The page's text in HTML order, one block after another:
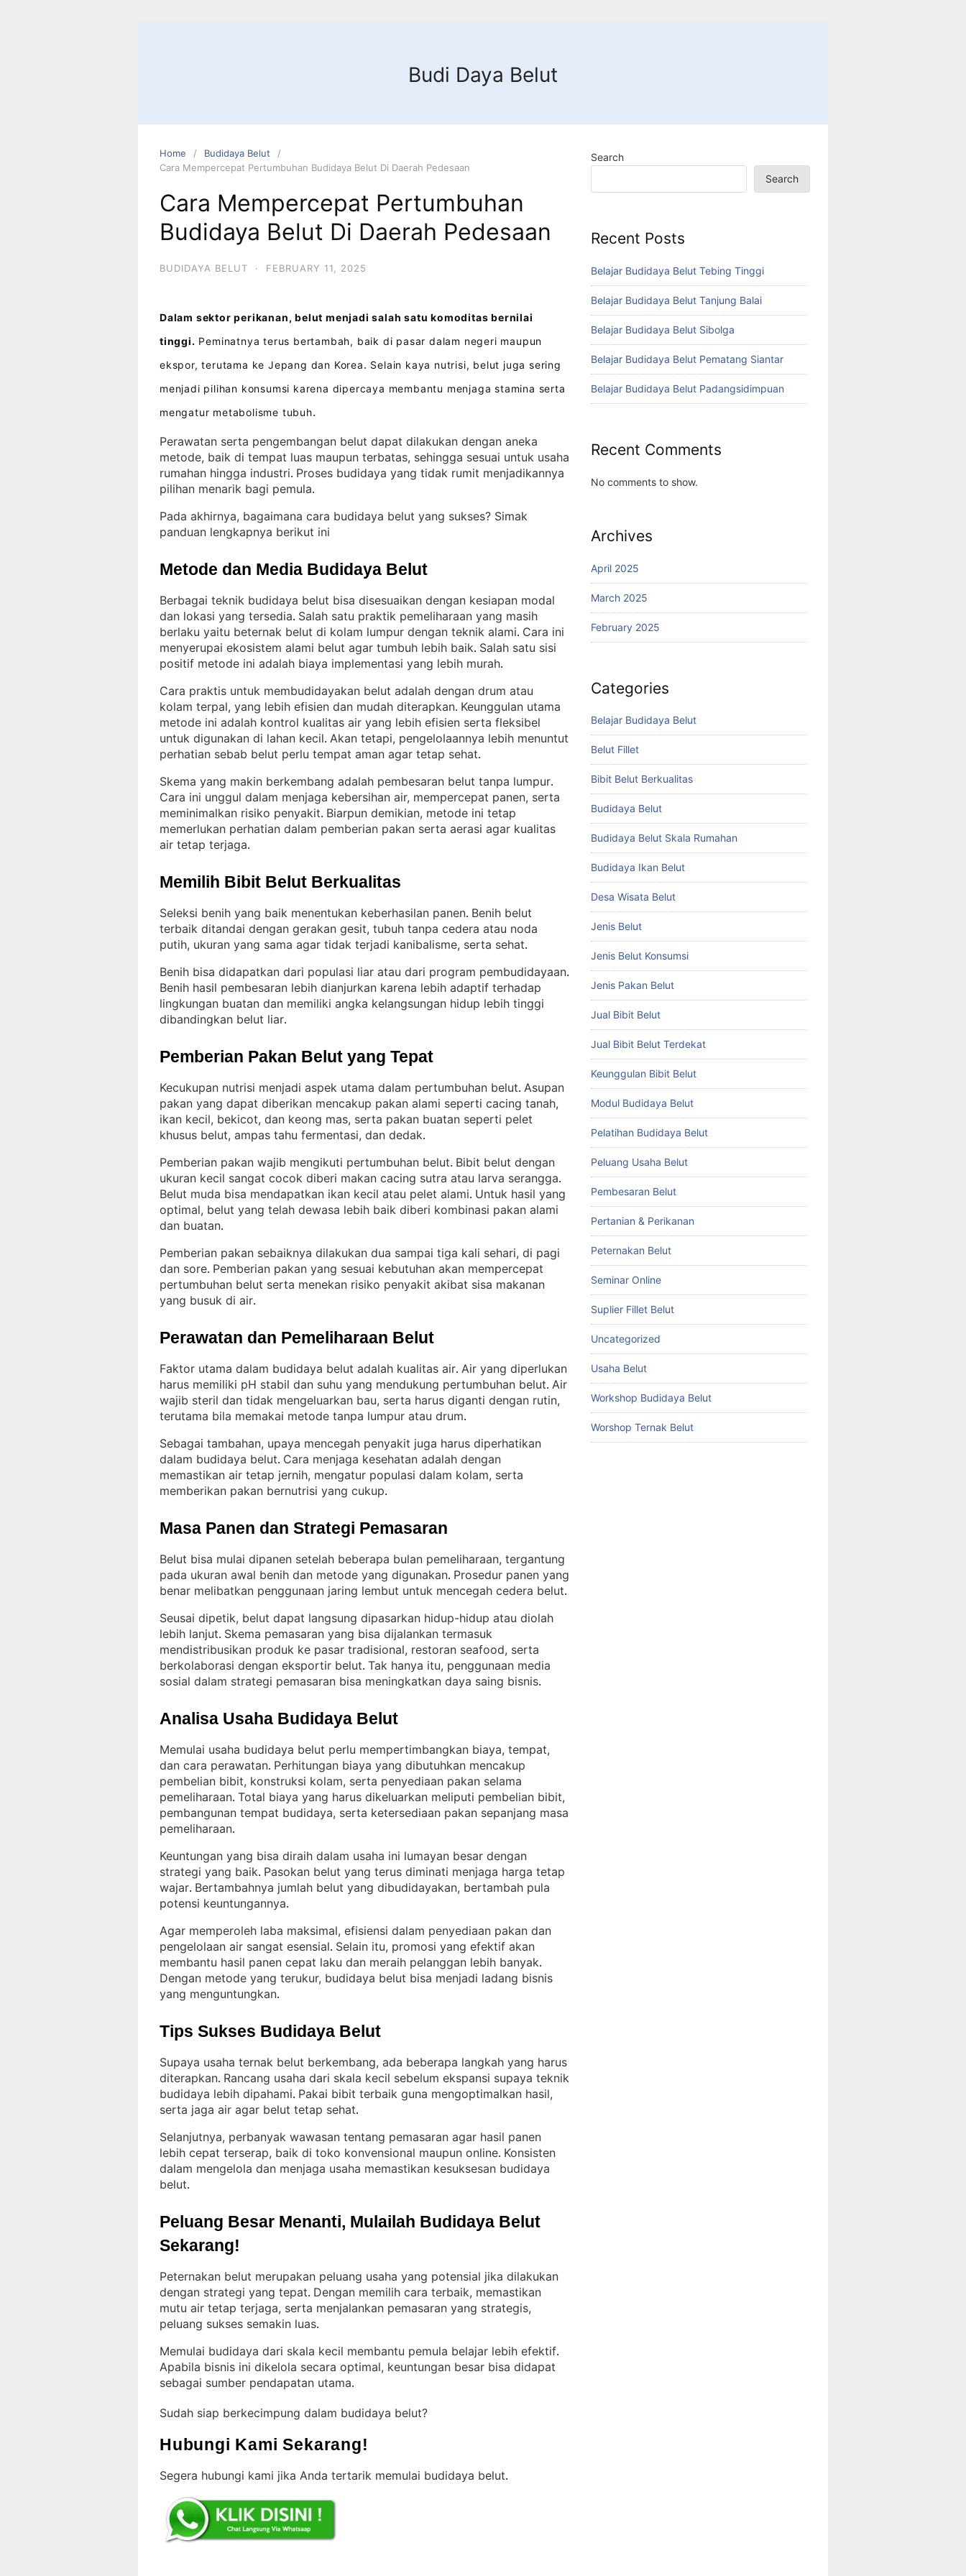
Budi Daya Belut
Home
Budidaya Belut
Cara Mempercepat Pertumbuhan Budidaya Belut Di Daerah Pedesaan
Cara Mempercepat Pertumbuhan
Budidaya Belut Di Daerah Pedesaan
BUDIDAYA BELUT · FEBRUARY 11, 2025
Dalam sektor perikanan, belut menjadi salah satu komoditas bernilai
tinggi. Peminatnya terus bertambah, baik di pasar dalam negeri maupun
ekspor, terutama ke Jepang dan Korea. Selain kaya nutrisi, belut juga sering
menjadi pilihan konsumsi karena dipercaya membantu menjaga stamina serta
mengatur metabolisme tubuh.
Perawatan serta pengembangan belut dapat dilakukan dengan aneka
metode, baik di tempat luas maupun terbatas, sehingga sesuai untuk usaha
rumahan hingga industri. Proses budidaya yang tidak rumit menjadikannya
pilihan menarik bagi pemula.
Pada akhirnya, bagaimana cara budidaya belut yang sukses? Simak
panduan lengkapnya berikut ini
Metode dan Media Budidaya Belut
Berbagai teknik budidaya belut bisa disesuaikan dengan kesiapan modal
dan lokasi yang tersedia. Salah satu praktik pemeliharaan yang masih
berlaku yaitu beternak belut di kolam lumpur dengan teknik alami. Cara ini
menyerupai ekosistem alami belut agar tumbuh lebih baik. Salah satu sisi
positif metode ini adalah biaya implementasi yang lebih murah.
Cara praktis untuk membudidayakan belut adalah dengan drum atau
kolam terpal, yang lebih efisien dan mudah diterapkan. Keunggulan utama
metode ini adalah kontrol kualitas air yang lebih efisien serta fleksibel
untuk digunakan di lahan kecil. Akan tetapi, pengelolaannya lebih menuntut
perhatian sebab belut perlu tempat aman agar tetap sehat.
Skema yang makin berkembang adalah pembesaran belut tanpa lumpur
Cara ini unggul dalam menjaga kebersihan air, mempercepat panen, serta
meminimalkan risiko penyakit. Biarpun demikian, metode ini tetap
memerlukan perhatian dalam pemberian pakan serta aerasi agar kualitas
air tetap terjaga.
Memilih Bibit Belut Berkualitas
Seleksi benih yang baik menentukan keberhasilan panen. Benih belut
terbaik ditandai dengan gerakan gesit, tubuh tanpa cedera atau noda
putih, ukuran yang sama agar tidak terjadi kanibalisme, serta sehat.
Benih bisa didapatkan dari populasi liar atau dari program pembudidayaan
Benih hasil pembesaran lebih dianjurkan karena lebih adaptif terhadap
lingkungan buatan dan memiliki angka kelangsungan hidup lebih tinggi
dibandingkan belut liar.
Pemberian Pakan Belut yang Tepat
Kecukupan nutrisi menjadi aspek utama dalam pertumbuhan belut. Asupan
pakan yang dapat diberikan mencakup pakan alami seperti cacing tanah,
ikan kecil, bekicot, dan keong mas, serta pakan buatan seperti pelet
khusus belut, ampas tahu fermentasi, dan dedak.
Pemberian pakan wajib mengikuti pertumbuhan belut. Bibit belut dengan
ukuran kecil sangat cocok diberi makan cacing sutra atau larva serangga
Belut muda bisa mendapatkan ikan kecil atau pelet alami. Untuk hasil yang
optimal, belut yang telah dewasa lebih baik diberi kombinasi pakan alami
dan buatan.
Pemberian pakan sebaiknya dilakukan dua sampai tiga kali sehari, di pagi
dan sore. Pemberian pakan yang sesuai kebutuhan akan mempercepat
pertumbuhan belut serta menekan risiko penyakit akibat sisa makanan
yang busuk di air.
Perawatan dan Pemeliharaan Belut
Faktor utama dalam budidaya belut adalah kualitas air. Air yang diperlukan
harus memiliki pH stabil dan suhu yang mendukung pertumbuhan belut. Air
wajib steril dan tidak mengeluarkan bau, serta harus diganti dengan rutin,
terutama bila memakai metode tanpa lumpur atau drum.
Sebagai tambahan, upaya mencegah penyakit juga harus diperhatikan
dalam budidaya belut. Cara menjaga kesehatan adalah dengan
memastikan air tetap jernih, mengatur populasi dalam kolam, serta
memberikan pakan bernutrisi yang cukup.
Masa Panen dan Strategi Pemasaran
Belut bisa mulai dipanen setelah beberapa bulan pemeliharaan, tergantung
pada ukuran awal benih dan metode yang digunakan. Prosedur panen yang
benar melibatkan penggunaan jaring lembut untuk mencegah cedera belut.
Seusai dipetik, belut dapat langsung dipasarkan hidup-hidup atau diolah
lebih lanjut. Skema pemasaran yang bisa dijalankan termasuk
mendistribusikan produk ke pasar tradisional, restoran seafood, serta
berkolaborasi dengan eksportir belut. Tak hanya itu, penggunaan media
sosial dalam strategi pemasaran bisa meningkatkan daya saing bisnis.
Analisa Usaha Budidaya Belut
Memulai usaha budidaya belut perlu mempertimbangkan biaya, tempat,
dan cara perawatan. Perhitungan biaya yang dibutuhkan mencakup
pembelian bibit, konstruksi kolam, serta penyediaan pakan selama
pemeliharaan. Total biaya yang harus dikeluarkan meliputi pembelian bibit,
pembangunan tempat budidaya, serta ketersediaan pakan sepanjang masa
pemeliharaan.
Keuntungan yang bisa diraih dalam usaha ini lumayan besar dengan
strategi yang baik. Pasokan belut yang terus diminati menjaga harga tetap
wajar. Bertambahnya jumlah belut yang dibudidayakan, bertambah pula
potensi keuntungannya.
Agar memperoleh laba maksimal, efisiensi dalam penyediaan pakan dan
pengelolaan air sangat esensial. Selain itu, promosi yang efektif akan
membantu hasil panen cepat laku dan meraih pelanggan lebih banyak
Dengan metode yang terukur, budidaya belut bisa menjadi ladang bisnis
yang menguntungkan.
Tips Sukses Budidaya Belut
Supaya usaha ternak belut berkembang, ada beberapa langkah yang harus
diterapkan. Rancang usaha dari skala kecil sebelum ekspansi supaya teknik
budidaya lebih dipahami. Pakai bibit terbaik guna mengoptimalkan hasil,
serta jaga air agar belut tetap sehat.
Selanjutnya, perbanyak wawasan tentang pemasaran agar hasil panen
lebih cepat terserap, baik di toko konvensional maupun online. Konsisten
dalam mengelola dan menjaga usaha memastikan kesuksesan budidaya
belut.
Peluang Besar Menanti, Mulailah Budidaya Belut
Sekarang!
Peternakan belut merupakan peluang usaha yang potensial jika dilakukan
dengan strategi yang tepat. Dengan memilih cara terbaik, memastikan
mutu air tetap terjaga, serta menjalankan pemasaran yang strategis,
peluang sukses semakin luas.
Memulai budidaya dari skala kecil membantu pemula belajar lebih efektif
Apabila bisnis ini dikelola secara optimal, keuntungan besar bisa didapat
sebagai sumber pendapatan utama.
Sudah siap berkecimpung dalam budidaya belut?
Hubungi Kami Sekarang!
Segera hubungi kami jika Anda tertarik memulai budidaya belut.
Search
Search
Recent Posts
Belajar Budidaya Belut Tebing Tinggi
Belajar Budidaya Belut Tanjung Balai
Belajar Budidaya Belut Sibolga
Belajar Budidaya Belut Pematang Siantar
Belajar Budidaya Belut Padangsidimpuan
Recent Comments
No comments to show.
Archives
April 2025
March 2025
February 2025
Categories
Belajar Budidaya Belut
Belut Fillet
Bibit Belut Berkualitas
Budidaya Belut
Budidaya Belut Skala Rumahan
Budidaya Ikan Belut
Desa Wisata Belut
Jenis Belut
Jenis Belut Konsumsi
Jenis Pakan Belut
Jual Bibit Belut
Jual Bibit Belut Terdekat
Keunggulan Bibit Belut
Modul Budidaya Belut
Pelatihan Budidaya Belut
Peluang Usaha Belut
Pembesaran Belut
Pertanian & Perikanan
Peternakan Belut
Seminar Online
Suplier Fillet Belut
Uncategorized
Usaha Belut
Workshop Budidaya Belut
Worshop Ternak Belut